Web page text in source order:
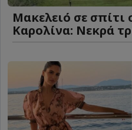
Μακελειό σε σπίτι
Καρολίνα: Νεκρά